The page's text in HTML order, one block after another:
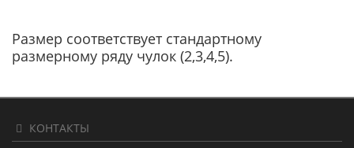
Размер соответствует стандартному
размерному ряду чулок (2,3,4,5).
КОНТАКТЫ